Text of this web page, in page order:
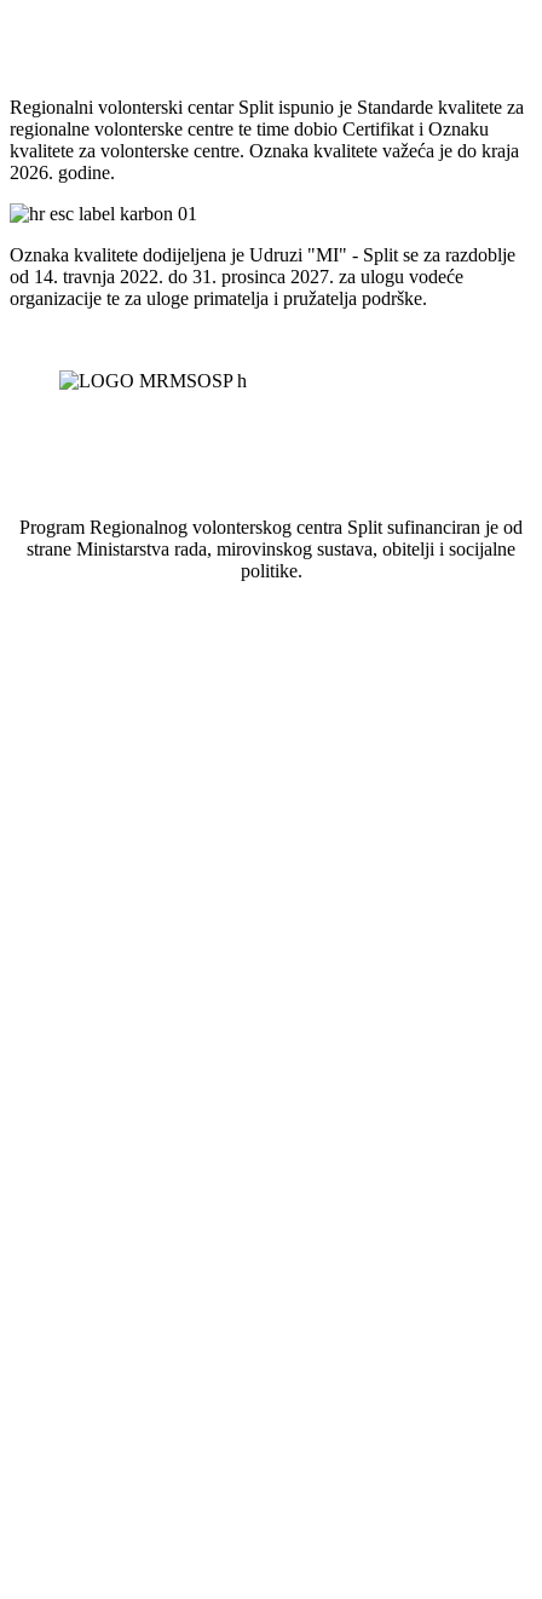
Regionalni volonterski centar Split ispunio je Standarde kvalitete za
regionalne volonterske centre te time dobio Certifikat i Oznaku
kvalitete za volonterske centre. Oznaka kvalitete važeća je do kraja
2026. godine.
Oznaka kvalitete dodijeljena je Udruzi "MI" - Split se za razdoblje
od 14. travnja 2022. do 31. prosinca 2027. za ulogu vodeće
organizacije te za uloge primatelja i pružatelja podrške.
Program Regionalnog volonterskog centra Split sufinanciran je od
strane Ministarstva rada, mirovinskog sustava, obitelji i socijalne
politike.